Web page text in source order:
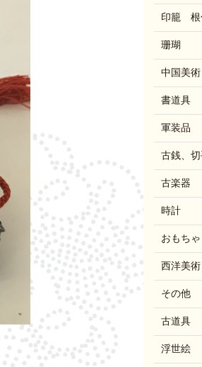
印籠 根
珊瑚
中国美術
書道具
軍装品
古銭、
古楽器
時計
おもちゃ
西洋美術
その他
古道具
浮世絵